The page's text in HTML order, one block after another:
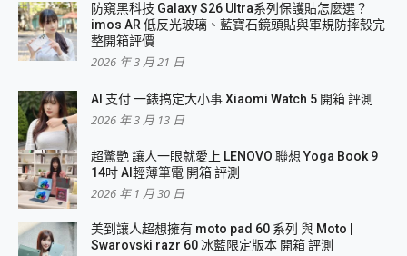
防窺黑科技 Galaxy S26 Ultra系列保護貼怎麼選？
imos AR 低反光玻璃、藍寶石鏡頭貼與軍規防摔殼完
整開箱評價
2026 年 3 月 21 日
AI 支付 一錶搞定大小事 Xiaomi Watch 5 開箱 評測
2026 年 3 月 13 日
超驚艷 讓人一眼就愛上 LENOVO 聯想 Yoga Book 9
14吋 AI輕薄筆電 開箱 評測
2026 年 1 月 30 日
美到讓人超想擁有 moto pad 60 系列 與 Moto |
Swarovski razr 60 冰藍限定版本 開箱 評測